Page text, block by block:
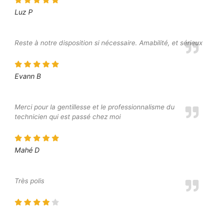
Luz P
Reste à notre disposition si nécessaire. Amabilité, et sérieux
Evann B
Merci pour la gentillesse et le professionnalisme du
technicien qui est passé chez moi
Mahé D
Très polis